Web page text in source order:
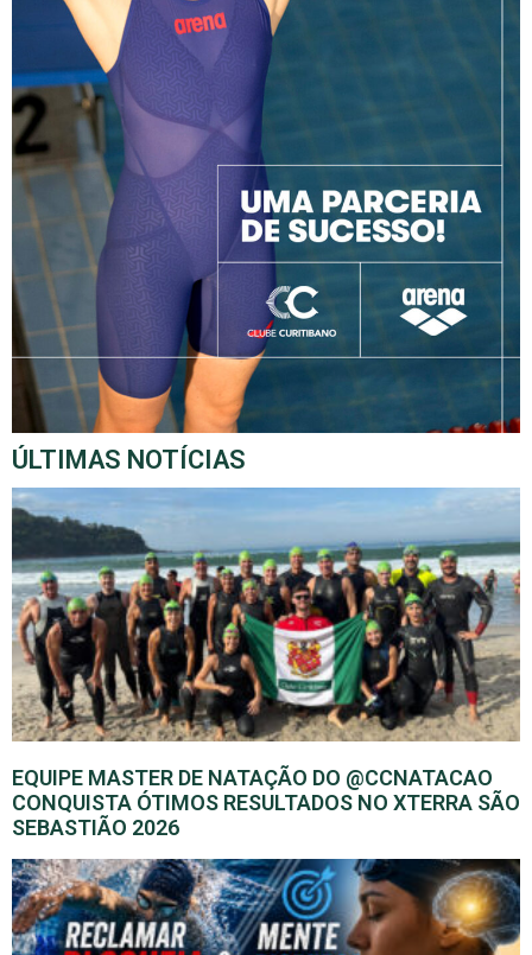
ÚLTIMAS NOTÍCIAS
EQUIPE MASTER DE NATAÇÃO DO @CCNATACAO
CONQUISTA ÓTIMOS RESULTADOS NO XTERRA SÃO
SEBASTIÃO 2026